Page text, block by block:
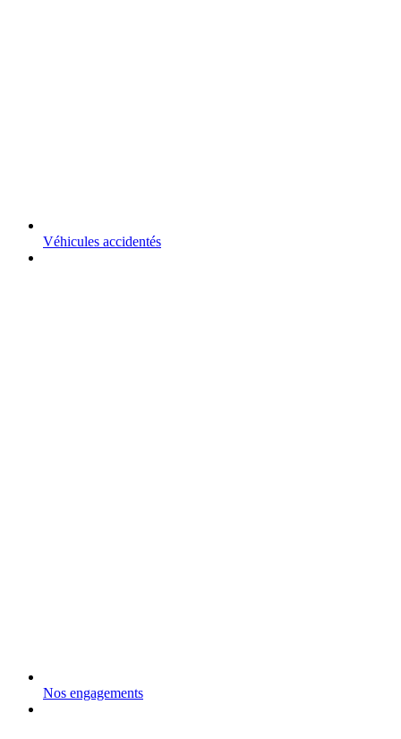
Véhicules accidentés
Nos engagements